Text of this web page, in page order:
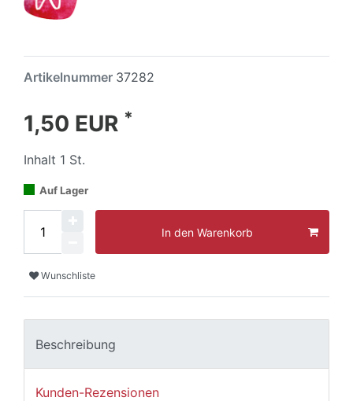
Artikelnummer 37282
1,50 EUR *
Inhalt 1 St.
Auf Lager
In den Warenkorb
Wunschliste
Beschreibung
Kunden-Rezensionen